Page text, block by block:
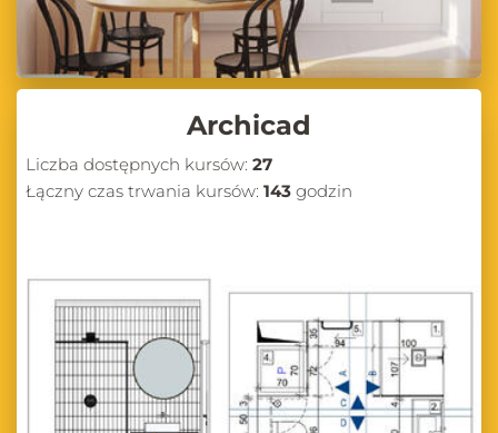
Archicad
Liczba dostępnych kursów: 27
Łączny czas trwania kursów: 143 godzin